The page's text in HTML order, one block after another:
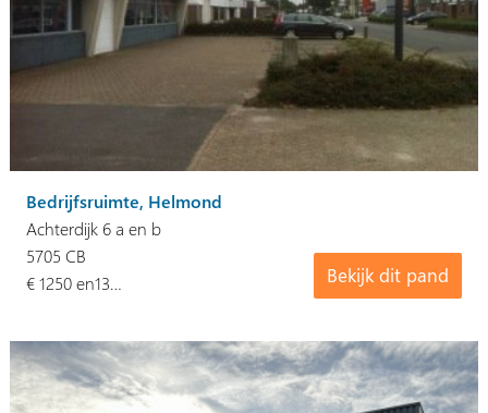
Bedrijfsruimte, Helmond
Achterdijk 6 a en b
Bekijk dit pand
5705 CB
€ 1250 en13…